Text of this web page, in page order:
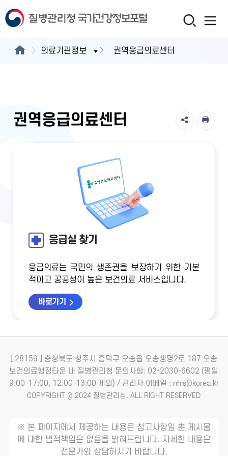
의료기관정보 권역응급의료센터
권역응급의료센터
응급실 찾기
응급의료는 국민의 생존권을 보장하기 위한 기본
적이고 공공성이 높은 보건의료 서비스입니다.
바로가기
[ 28159 ] 충청북도 청주시 흥덕구 오송읍 오송생명2로 187 오송
보건의료행정타운 내 질병관리청 문의사항: 02-2030-6602 (평일
9:00-17:00, 12:00-13:00 제외) / 관리자 이메일 : nhis@korea.kr
COPYRIGHT @ 2024 질병관리청. ALL RIGHT RESERVED
※ 본 페이지에서 제공하는 내용은 참고사항일 뿐 게시물
에 대한 법적책임은 없음을 밝혀드립니다. 자세한 내용은
전문가와 상담하시기 바랍니다.